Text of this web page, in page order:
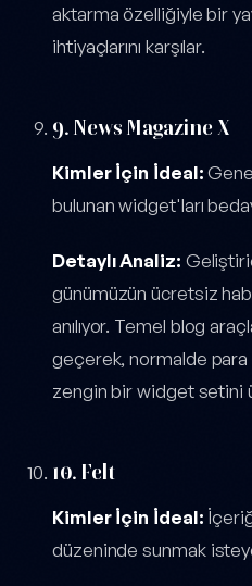
aktarma özelliğiyle bir
ihtiyaçlarını karşılar.
9. News Magazine X
Kimler İçin İdeal:
bulunan widget'ları
Detaylı Analiz:
günümüzün ücretsiz
anılıyor. Temel blog
geçerek, normalde
zengin bir widget setini
10. Felt
Kimler İçin İdeal:
düzeninde sunmak